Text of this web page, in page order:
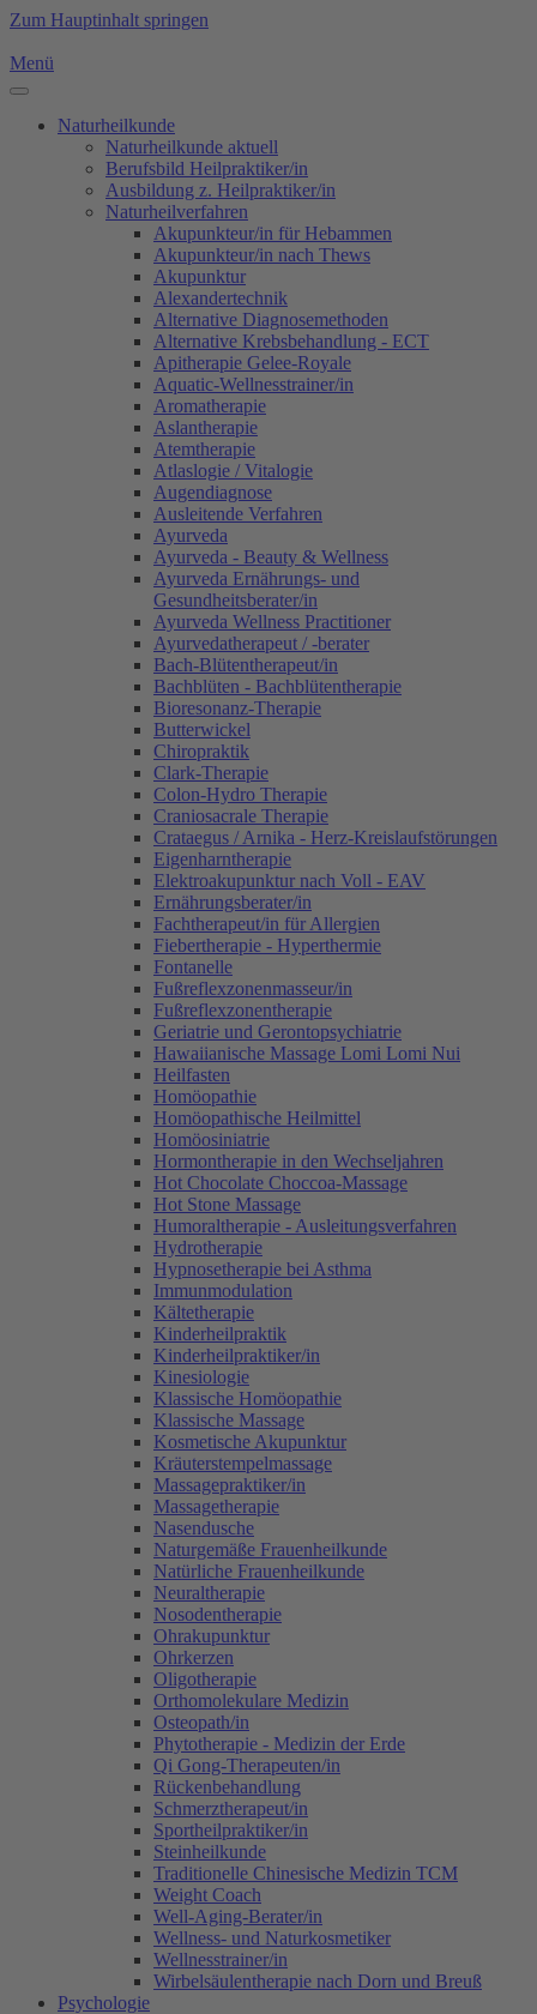
Zum Hauptinhalt springen
Menü
Naturheilkunde
Naturheilkunde aktuell
Berufsbild Heilpraktiker/in
Ausbildung z. Heilpraktiker/in
Naturheilverfahren
Akupunkteur/in für Hebammen
Akupunkteur/in nach Thews
Akupunktur
Alexandertechnik
Alternative Diagnosemethoden
Alternative Krebsbehandlung - ECT
Apitherapie Gelee-Royale
Aquatic-Wellnesstrainer/in
Aromatherapie
Aslantherapie
Atemtherapie
Atlaslogie / Vitalogie
Augendiagnose
Ausleitende Verfahren
Ayurveda
Ayurveda - Beauty & Wellness
Ayurveda Ernährungs- und
Gesundheitsberater/in
Ayurveda Wellness Practitioner
Ayurvedatherapeut / -berater
Bach-Blütentherapeut/in
Bachblüten - Bachblütentherapie
Bioresonanz-Therapie
Butterwickel
Chiropraktik
Clark-Therapie
Colon-Hydro Therapie
Craniosacrale Therapie
Crataegus / Arnika - Herz-Kreislaufstörungen
Eigenharntherapie
Elektroakupunktur nach Voll - EAV
Ernährungsberater/in
Fachtherapeut/in für Allergien
Fiebertherapie - Hyperthermie
Fontanelle
Fußreflexzonenmasseur/in
Fußreflexzonentherapie
Geriatrie und Gerontopsychiatrie
Hawaiianische Massage Lomi Lomi Nui
Heilfasten
Homöopathie
Homöopathische Heilmittel
Homöosiniatrie
Hormontherapie in den Wechseljahren
Hot Chocolate Choccoa-Massage
Hot Stone Massage
Humoraltherapie - Ausleitungsverfahren
Hydrotherapie
Hypnosetherapie bei Asthma
Immunmodulation
Kältetherapie
Kinderheilpraktik
Kinderheilpraktiker/in
Kinesiologie
Klassische Homöopathie
Klassische Massage
Kosmetische Akupunktur
Kräuterstempelmassage
Massagepraktiker/in
Massagetherapie
Nasendusche
Naturgemäße Frauenheilkunde
Natürliche Frauenheilkunde
Neuraltherapie
Nosodentherapie
Ohrakupunktur
Ohrkerzen
Oligotherapie
Orthomolekulare Medizin
Osteopath/in
Phytotherapie - Medizin der Erde
Qi Gong-Therapeuten/in
Rückenbehandlung
Schmerztherapeut/in
Sportheilpraktiker/in
Steinheilkunde
Traditionelle Chinesische Medizin TCM
Weight Coach
Well-Aging-Berater/in
Wellness- und Naturkosmetiker
Wellnesstrainer/in
Wirbelsäulentherapie nach Dorn und Breuß
Psychologie